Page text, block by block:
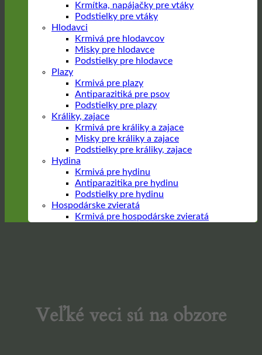
Krmítka, napájačky pre vtáky
Podstielky pre vtáky
Hlodavci
Krmivá pre hlodavcov
Misky pre hlodavce
Podstielky pre hlodavce
Plazy
Krmivá pre plazy
Antiparazitiká pre psov
Podstielky pre plazy
Králiky, zajace
Krmivá pre králiky a zajace
Misky pre králiky a zajace
Podstielky pre králiky, zajace
Hydina
Krmivá pre hydinu
Antiparazitika pre hydinu
Podstielky pre hydinu
Hospodárske zvieratá
Krmivá pre hospodárske zvieratá
Veľké veci sú na obzore